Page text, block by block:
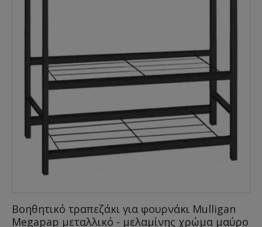
Βοηθητικό τραπεζάκι για φουρνάκι Mulligan
Megapap μεταλλικό - μελαμίνης χρώμα μαύρο